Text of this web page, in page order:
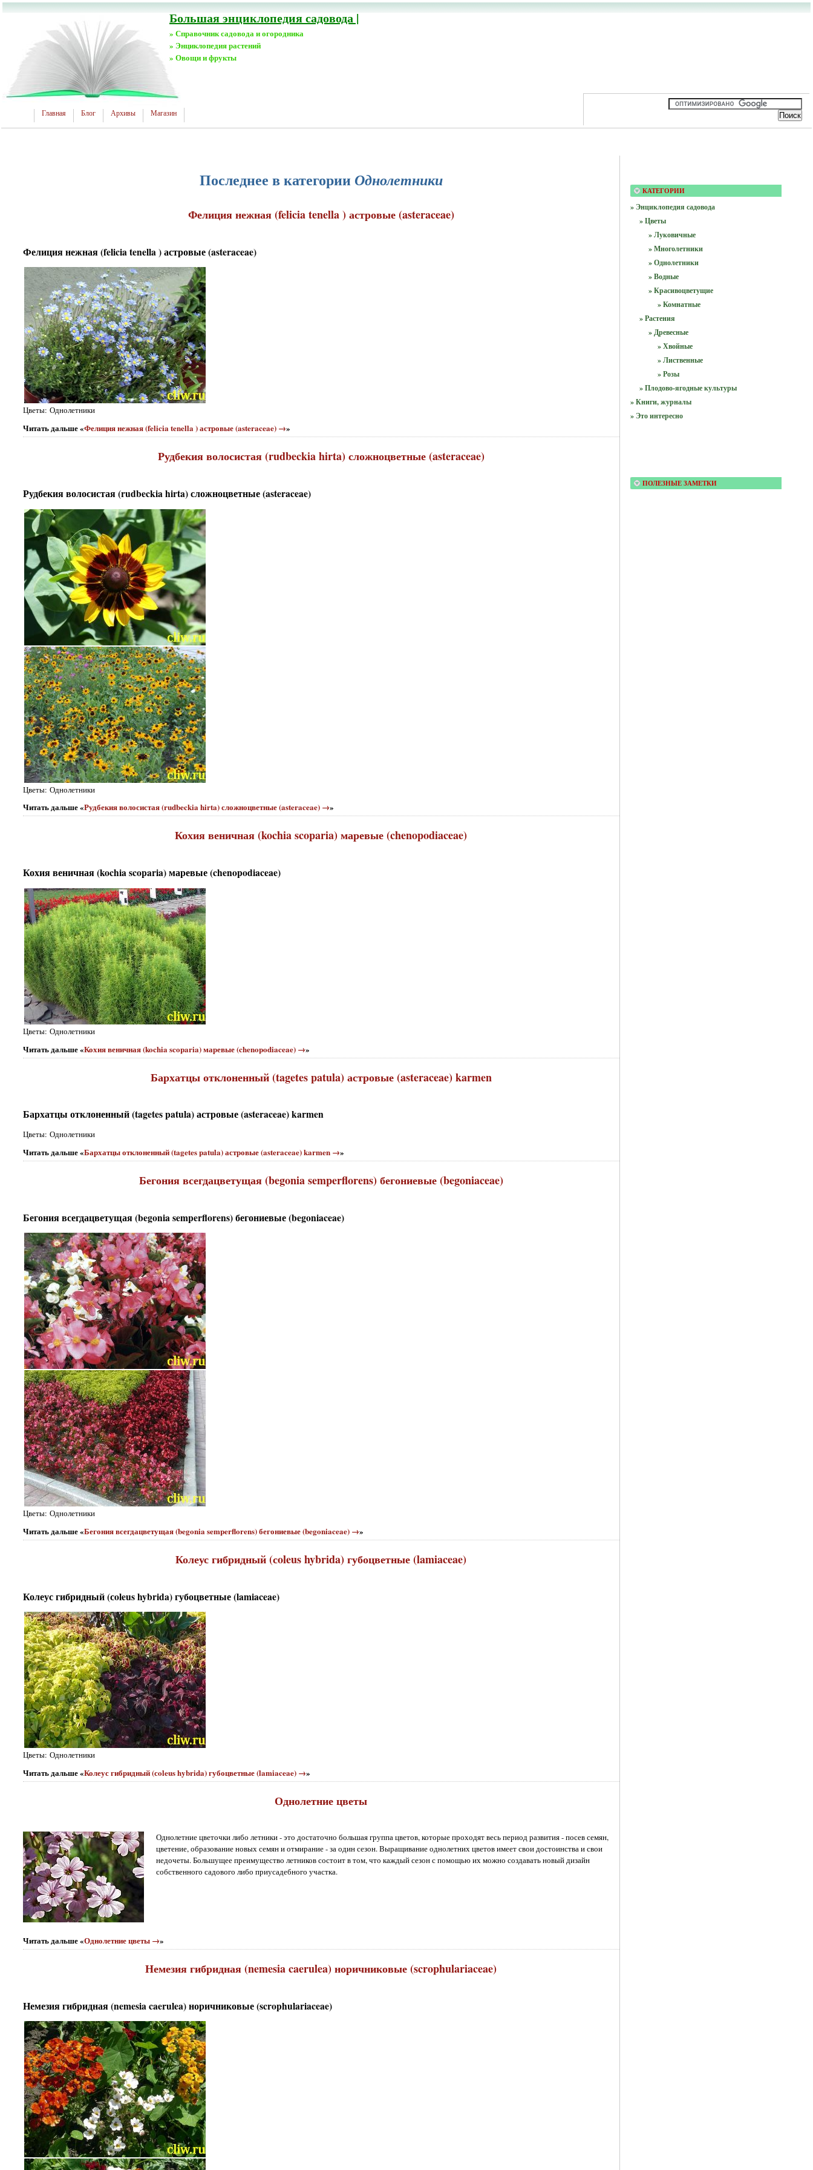
Большая энциклопедия садовода |
» Справочник садовода и огородника
» Энциклопедия растений
» Овощи и фрукты
Главная Блог Архивы Магазин
Последнее в категории Однолетники
Фелиция нежная (felicia tenella ) астровые (asteraceae)
Фелиция нежная (felicia tenella ) астровые (asteraceae)
Цветы: Однолетники
Читать дальше «Фелиция нежная (felicia tenella ) астровые (asteraceae) →»
Рудбекия волосистая (rudbeckia hirta) сложноцветные (asteraceae)
Рудбекия волосистая (rudbeckia hirta) сложноцветные (asteraceae)
Цветы: Однолетники
Читать дальше «Рудбекия волосистая (rudbeckia hirta) сложноцветные (asteraceae) →»
Кохия веничная (kochia scoparia) маревые (chenopodiaceae)
Кохия веничная (kochia scoparia) маревые (chenopodiaceae)
Цветы: Однолетники
Читать дальше «Кохия веничная (kochia scoparia) маревые (chenopodiaceae) →»
Бархатцы отклоненный (tagetes patula) астровые (asteraceae) karmen
Бархатцы отклоненный (tagetes patula) астровые (asteraceae) karmen
Цветы: Однолетники
Читать дальше «Бархатцы отклоненный (tagetes patula) астровые (asteraceae) karmen →»
Бегония всегдацветущая (begonia semperflorens) бегониевые (begoniaceae)
Бегония всегдацветущая (begonia semperflorens) бегониевые (begoniaceae)
Цветы: Однолетники
Читать дальше «Бегония всегдацветущая (begonia semperflorens) бегониевые (begoniaceae) →»
Колеус гибридный (сoleus hybrida) губоцветные (lamiaceae)
Колеус гибридный (сoleus hybrida) губоцветные (lamiaceae)
Цветы: Однолетники
Читать дальше «Колеус гибридный (сoleus hybrida) губоцветные (lamiaceae) →»
Однолетние цветы
Однолетние цветочки либо летники - это достаточно большая группа цветов, которые проходят весь период развития - посев семян,
цветение, образование новых семян и отмирание - за один сезон. Выращивание однолетних цветов имеет свои достоинства и свои
недочеты. Большущее преимущество летников состоит в том, что каждый сезон с помощью их можно создавать новый дизайн
собственного садового либо приусадебного участка.
Читать дальше «Однолетние цветы →»
Немезия гибридная (nemesia caerulea) норичниковые (scrophulariaceae)
Немезия гибридная (nemesia caerulea) норичниковые (scrophulariaceae)
КАТЕГОРИИ
» Энциклопедия садовода
» Цветы
» Луковичные
» Многолетники
» Однолетники
» Водные
» Красивоцветущие
» Комнатные
» Растения
» Древесные
» Хвойные
» Лиственные
» Розы
» Плодово-ягодные культуры
» Книги, журналы
» Это интересно
ПОЛЕЗНЫЕ ЗАМЕТКИ